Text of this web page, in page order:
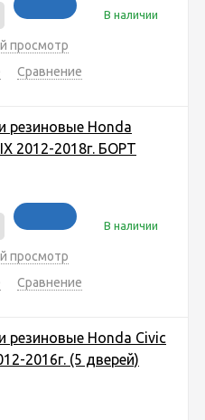
В наличии
просмотр
Сравнение
резиновые Honda
2012-2018г. БОРТ
В наличии
просмотр
Сравнение
резиновые Honda Civic
2016г. (5 дверей)